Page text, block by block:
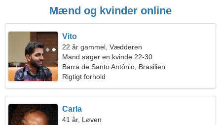
Mænd og kvinder online
Vito
22 år gammel, Vædderen
Mand søger en kvinde 22-30
Barra de Santo Antônio, Brasilien
Rigtigt forhold
Carla
41 år, Løven